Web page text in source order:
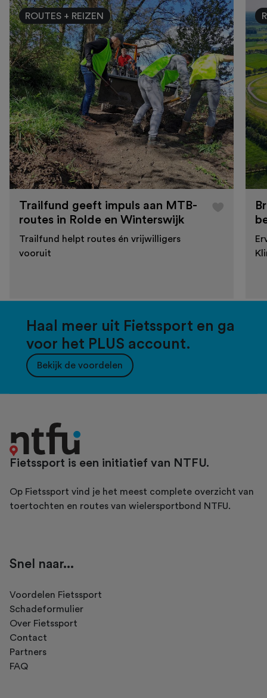
ROUTES + REIZEN
Trailfund geeft impuls aan MTB-
routes in Rolde en Winterswijk
Trailfund helpt routes én vrijwilligers
vooruit
Haal meer uit Fietssport en ga
voor het PLUS account.
Bekijk de voordelen
Fietssport is een initiatief van NTFU.
Op Fietssport vind je het meest complete overzicht van
toertochten en routes van wielersportbond NTFU.
Snel naar...
Voordelen Fietssport
Schadeformulier
Over Fietssport
Contact
Partners
FAQ